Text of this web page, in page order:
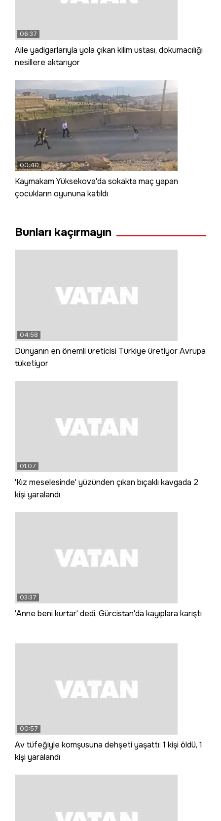
06:37
Aile yadigarlarıyla yola çıkan kilim ustası, dokumacılığı
nesillere aktarıyor
00:40
Kaymakam Yüksekova'da sokakta maç yapan
çocukların oyununa katıldı
Bunları kaçırmayın
04:58
Dünyanın en önemli üreticisi Türkiye üretiyor Avrupa
tüketiyor
01:07
'Kız meselesinde' yüzünden çıkan bıçaklı kavgada 2
kişi yaralandı
03:37
'Anne beni kurtar' dedi, Gürcistan'da kayıplara karıştı
00:57
Av tüfeğiyle komşusuna dehşeti yaşattı: 1 kişi öldü, 1
kişi yaralandı